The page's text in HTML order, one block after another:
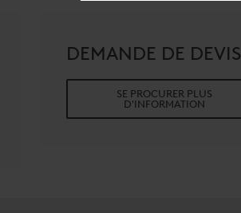
DEMANDE DE DEVIS
SE PROCURER PLUS
D'INFORMATION